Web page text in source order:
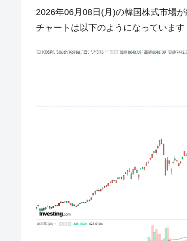
『Money1』 【米韓激突案件】韓国消費
『Money1』 韓国で猛暑。南東部では干ば
『Money1』 韓国型イージス搭載の次世
【対日本円】ウォン安が急
韓国政府『BYD』車への補
在韓米国大使スティールが
韓国政府「2035年までに
JPモルガン「韓国レバレッ
韓国『国民年金公団』株価暴
韓国政府「ニセＫ-ブランド
『Money1』
韓国鉄鋼最大手『POSCO』
2026年06月08日(月)の韓国株式市場
チャートは以下のようになっていま